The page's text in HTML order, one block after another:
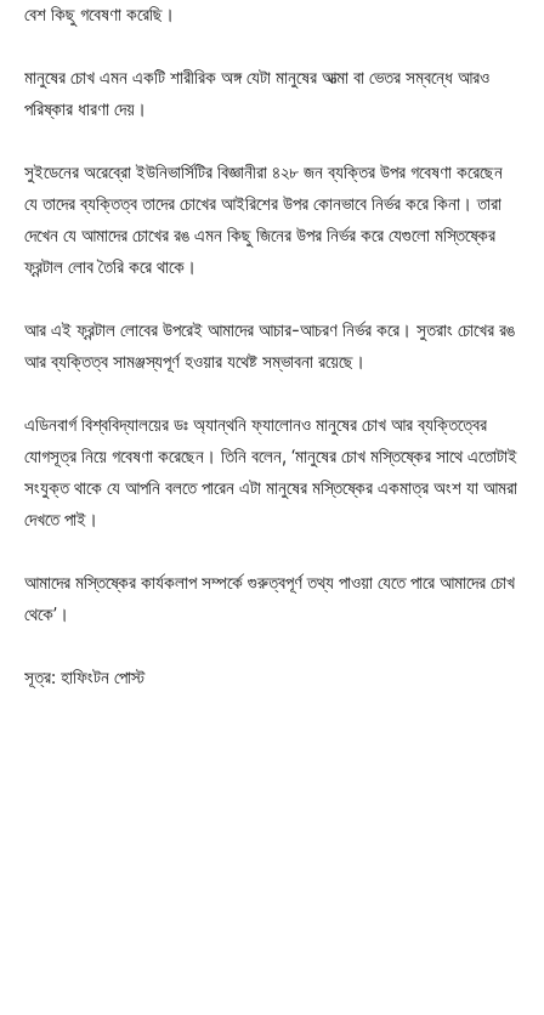
বেশ কিছু গবেষণা করেছি।
মানুষের চোখ এমন একটি শারীরিক অঙ্গ যেটা মানুষের আত্মা বা ভেতর সম্বন্ধে আরও
পরিষ্কার ধারণা দেয়।
সুইডেনের অরেব্রো ইউনিভার্সিটির বিজ্ঞানীরা ৪২৮ জন ব্যক্তির উপর গবেষণা করেছেন
যে তাদের ব্যক্তিত্ব তাদের চোখের আইরিশের উপর কোনভাবে নির্ভর করে কিনা। তারা
দেখেন যে আমাদের চোখের রঙ এমন কিছু জিনের উপর নির্ভর করে যেগুলো মস্তিষ্কের
ফ্রন্টাল লোব তৈরি করে থাকে।
আর এই ফ্রন্টাল লোবের উপরেই আমাদের আচার-আচরণ নির্ভর করে। সুতরাং চোখের রঙ
আর ব্যক্তিত্ব সামঞ্জস্যপূর্ণ হওয়ার যথেষ্ট সম্ভাবনা রয়েছে।
এডিনবার্গ বিশ্ববিদ্যালয়ের ডঃ অ্যান্থনি ফ্যালোনও মানুষের চোখ আর ব্যক্তিত্বের
যোগসূত্র নিয়ে গবেষণা করেছেন। তিনি বলেন, ‘মানুষের চোখ মস্তিষ্কের সাথে এতোটাই
সংযুক্ত থাকে যে আপনি বলতে পারেন এটা মানুষের মস্তিষ্কের একমাত্র অংশ যা আমরা
দেখতে পাই।
আমাদের মস্তিষ্কের কার্যকলাপ সম্পর্কে গুরুত্বপূর্ণ তথ্য পাওয়া যেতে পারে আমাদের চোখ
থেকে’।
সূত্র: হাফিংটন পোস্ট